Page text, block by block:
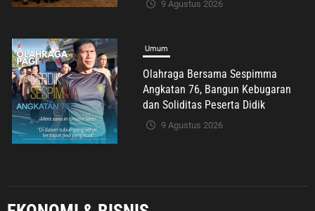
dan Soliditas Peserta Didik
Umum
Gelar Magister Hukum, Angkat